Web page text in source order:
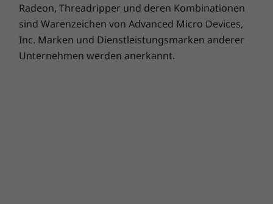
* WWAN muss zum Zeitpunkt des Kaufs konfiguriert werden und erfordert
Mobilfunkempfang.
Radeon, Threadripper und deren Kombinationen
sind Warenzeichen von Advanced Micro Devices,
Inc. Marken und Dienstleistungsmarken anderer
Unternehmen werden anerkannt.